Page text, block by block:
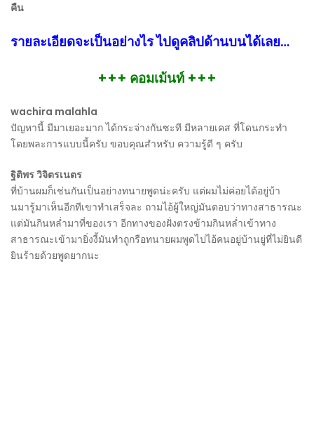
คืน
รายละเอียดจะเป็นอย่างไร ไปดูคลิปด้านบนได้เลย…
+++ คอมเม้นท์ +++
wachira malahla
ปัญหานี้ มีมาเยอะมาก ได้กระจ่างกันซะที มีหลายเคส ที่โดนกระทำ
โดยพละการแบบนี้ครับ ขอบคุณสำหรับ ความรู้ดี ๆ ครับ
ฐิติพร วิจิตรเนตร
ที่บ้านผมก็เช่นกันเป็นอย่างทนายพูดน่ะครับ​ แต่ผมไม่ค่อยได้อยู่บ้า
นมารู้มาเห็นอีกทีเขาทำเสร็จละ​ ถามไอ้ผู้ใหญ่มันตอบว่าทางสาธารณะ​
แต่มันกินหล่ำมาที่ของเรา​ อีกทางของฝั่งตรงข้าม​กินหล่ำเข้าทาง
สาธารณะ​เข้ามายิ่งงี้มันทำถูกรือทนายผมพูดไปไอ้คนอยู่บ้านยู่ที่ไม่ยินดี
ยินร้ายด้วยพูดยากนะ